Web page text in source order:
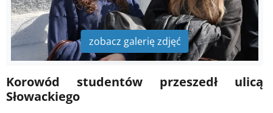
zobacz galerię zdjęć
Korowód studentów przeszedł ulicą
Słowackiego